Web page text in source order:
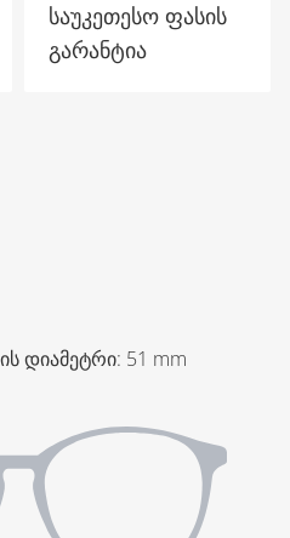
საუკეთესო ფასის
გარანტია
დიამეტრი: 51 mm